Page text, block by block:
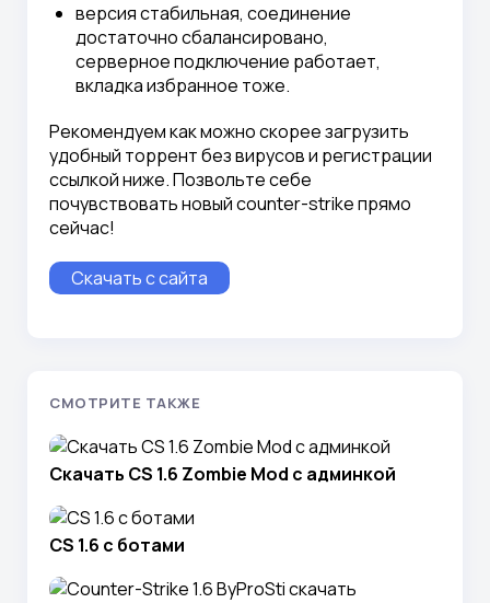
версия стабильная, соединение
достаточно сбалансировано,
серверное подключение работает,
вкладка избранное тоже.
Рекомендуем как можно скорее загрузить
удобный торрент без вирусов и регистрации
ссылкой ниже. Позвольте себе
почувствовать новый counter-strike прямо
сейчас!
Скачать с сайта
СМОТРИТЕ ТАКЖЕ
Скачать CS 1.6 Zombie Mod с админкой
CS 1.6 с ботами